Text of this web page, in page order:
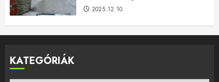
2025.12.10.
KATEGÓRIÁK